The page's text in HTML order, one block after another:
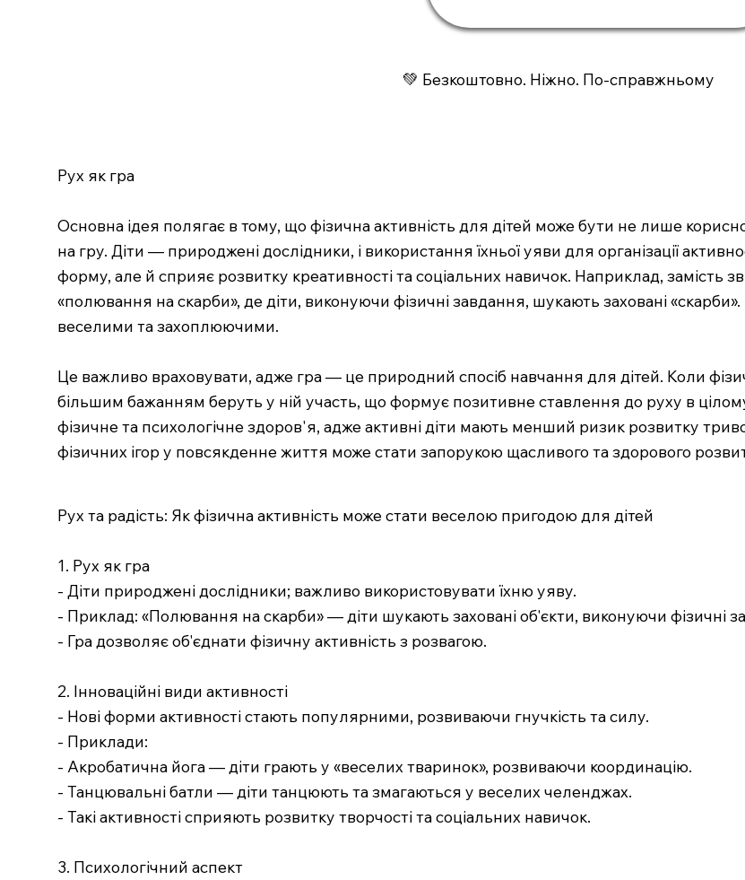
💚 Безкоштовно. Ніжно. По-справжньому
Рух як гра
Основна ідея полягає в тому, що фізична активність для дітей може бути не лише
на гру. Діти — природжені дослідники, і використання їхньої уяви для організації
форму, але й сприяє розвитку креативності та соціальних навичок. Наприклад, замість
«полювання на скарби», де діти, виконуючи фізичні завдання, шукають заховані
веселими та захоплюючими.
Це важливо враховувати, адже гра — це природний спосіб навчання для дітей. Коли
більшим бажанням беруть у ній участь, що формує позитивне ставлення до руху в
фізичне та психологічне здоров'я, адже активні діти мають менший ризик розвитку
фізичних ігор у повсякденне життя може стати запорукою щасливого та здорового
Рух та радість: Як фізична активність може стати веселою пригодою для дітей
1. Рух як гра
- Діти природжені дослідники; важливо використовувати їхню уяву.
- Приклад: «Полювання на скарби» — діти шукають заховані об'єкти, виконуючи фізичні
- Гра дозволяє об'єднати фізичну активність з розвагою.
2. Інноваційні види активності
- Нові форми активності стають популярними, розвиваючи гнучкість та силу.
- Приклади:
- Акробатична йога — діти грають у «веселих тваринок», розвиваючи координацію.
- Танцювальні батли — діти танцюють та змагаються у веселих челенджах.
- Такі активності сприяють розвитку творчості та соціальних навичок.
3. Психологічний аспект